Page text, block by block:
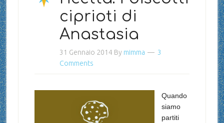
ciprioti di
Anastasia
31 Gennaio 2014 By mimma
3
Comments
Quando
siamo
partiti